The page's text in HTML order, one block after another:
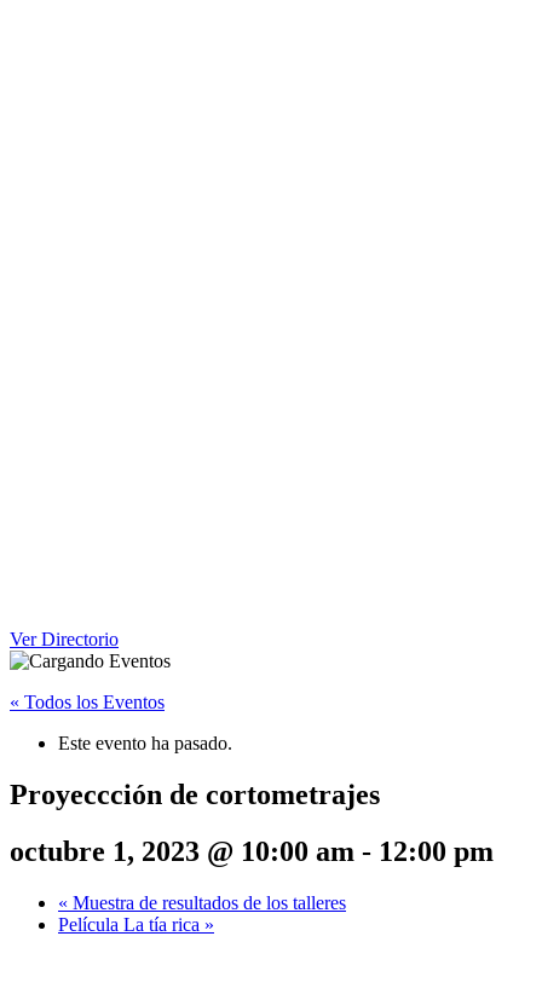
Ver Directorio
« Todos los Eventos
Este evento ha pasado.
Proyeccción de cortometrajes
octubre 1, 2023 @ 10:00 am - 12:00 pm
« Muestra de resultados de los talleres
Película La tía rica »